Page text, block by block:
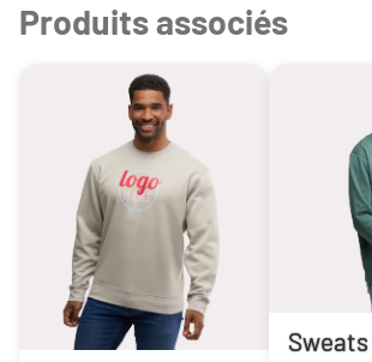
Produits associés
Sweats